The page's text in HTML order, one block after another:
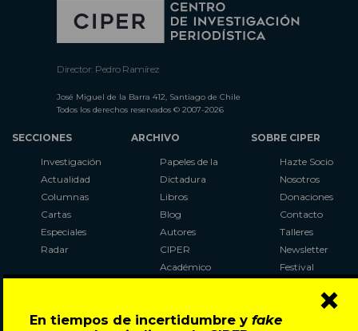
En tiempos de incertidumbre y fake
×
Director: Pedro Ramírez
José Miguel de la Barra 412, Santiago de Chile
Todos los derechos reservados © 2007-2026
SECCIONES
Investigación
Actualidad
Columnas
Cartas
Especiales
Radar
ARCHIVO
Papeles de la
Dictadura
Libros
Blog
Autores
CIPER
Académico
Al Plebiscito
SOBRE CIPER
Hazte Socio
Nosotros
Donaciones
Contacto
Talleres
Newsletter
Festival